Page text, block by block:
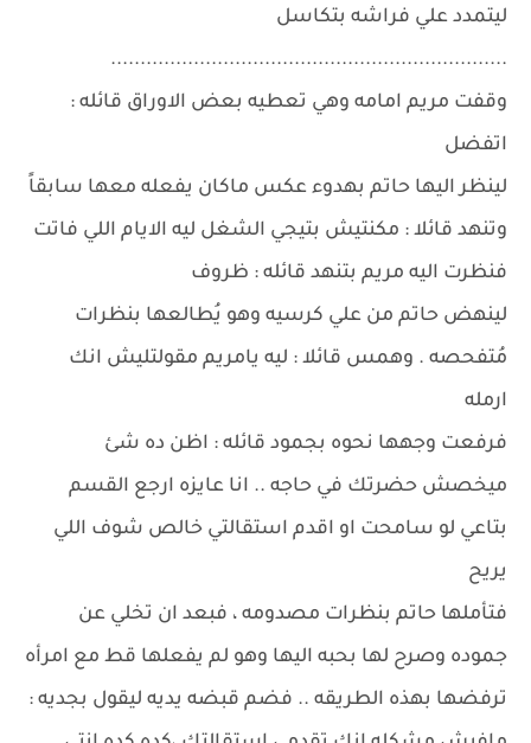
ليتمدد علي فراشه بتكاسل
...................................................................
وقفت مريم امامه وهي تعطيه بعض الاوراق قائله :
اتفضل
لينظر اليها حاتم بهدوء عكس ماكان يفعله معها سابقاً
وتنهد قائلا : مكنتيش بتيجي الشغل ليه الايام اللي فاتت
فنظرت اليه مريم بتنهد قائله : ظروف
لينهض حاتم من علي كرسيه وهو يُطالعها بنظرات
مُتفحصه . وهمس قائلا : ليه يامريم مقولتليش انك
ارمله
فرفعت وجهها نحوه بجمود قائله : اظن ده شئ
ميخصش حضرتك في حاجه .. انا عايزه ارجع القسم
بتاعي لو سامحت او اقدم استقالتي خالص شوف اللي
يريح
فتأملها حاتم بنظرات مصدومه ، فبعد ان تخلي عن
جموده وصرح لها بحبه اليها وهو لم يفعلها قط مع امرأه
ترفضها بهذه الطريقه .. فضم قبضه يديه ليقول بجديه :